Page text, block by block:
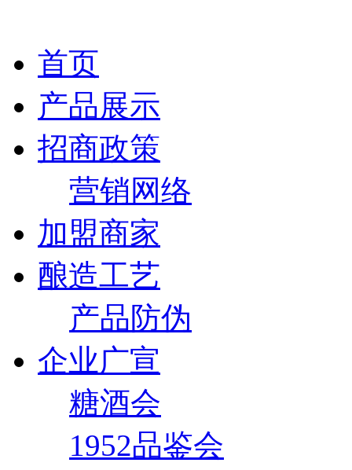
首页
产品展示
招商政策
营销网络
加盟商家
酿造工艺
产品防伪
企业广宣
糖酒会
1952品鉴会